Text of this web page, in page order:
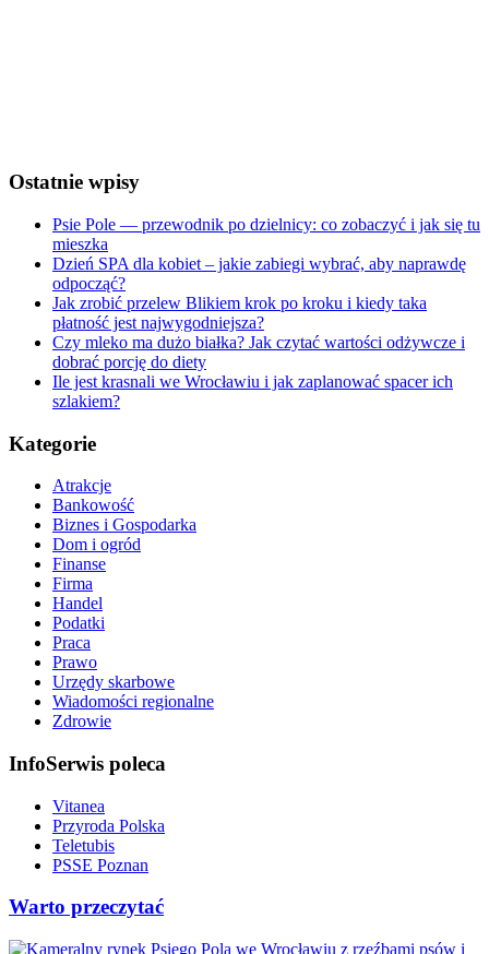
Ostatnie wpisy
Psie Pole — przewodnik po dzielnicy: co zobaczyć i jak się tu
mieszka
Dzień SPA dla kobiet – jakie zabiegi wybrać, aby naprawdę
odpocząć?
Jak zrobić przelew Blikiem krok po kroku i kiedy taka
płatność jest najwygodniejsza?
Czy mleko ma dużo białka? Jak czytać wartości odżywcze i
dobrać porcję do diety
Ile jest krasnali we Wrocławiu i jak zaplanować spacer ich
szlakiem?
Kategorie
Atrakcje
Bankowość
Biznes i Gospodarka
Dom i ogród
Finanse
Firma
Handel
Podatki
Praca
Prawo
Urzędy skarbowe
Wiadomości regionalne
Zdrowie
InfoSerwis poleca
Vitanea
Przyroda Polska
Teletubis
PSSE Poznan
Warto przeczytać